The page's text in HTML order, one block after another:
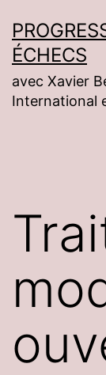
au
contenu
ÉCHECS
avec Xavier
International